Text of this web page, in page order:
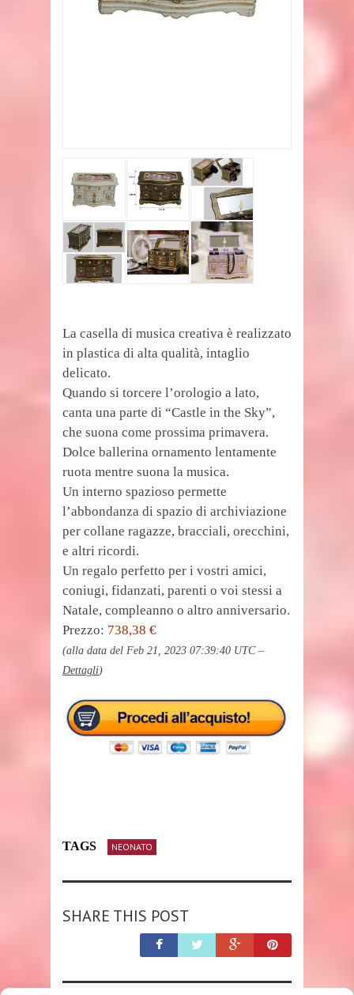
La casella di musica creativa è realizzato
in plastica di alta qualità, intaglio
delicato.
Quando si torcere l’orologio a lato,
canta una parte di “Castle in the Sky”,
che suona come prossima primavera.
Dolce ballerina ornamento lentamente
ruota mentre suona la musica.
Un interno spazioso permette
l’abbondanza di spazio di archiviazione
per collane ragazze, bracciali, orecchini,
e altri ricordi.
Un regalo perfetto per i vostri amici,
coniugi, fidanzati, parenti o voi stessi a
Natale, compleanno o altro anniversario.
Prezzo: 738,38 €
(alla data del Feb 21, 2023 07:39:40 UTC –
Dettagli)
TAGS NEONATO
SHARE THIS POST